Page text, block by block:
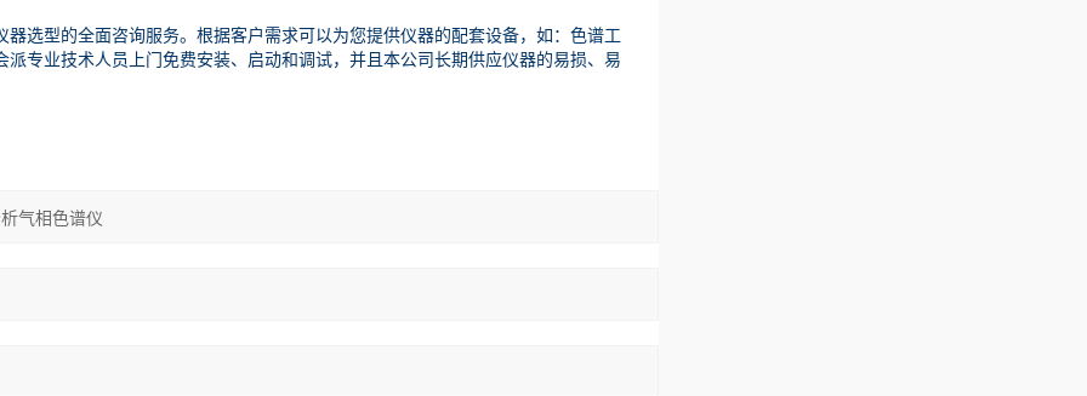
选型的全面咨询服务。根据客户需求可以为您提供仪器的配套设备，如：色谱工
专业技术人员上门免费安装、启动和调试，并且本公司长期供应仪器的易损、易